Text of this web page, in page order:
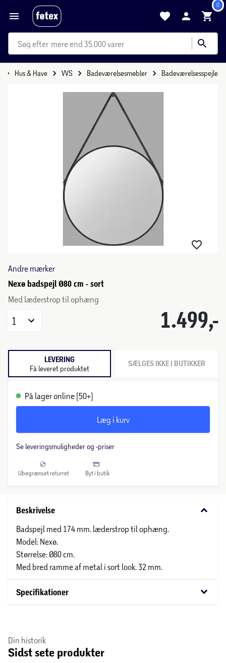
0
mere end 35.000 varer
Hus & Have VVS Badeværelsesmøbler Badeværelsesspejle
Andre mærker
Nexø badspejl Ø80 cm - sort
Med læderstrop til ophæng
1.499,-
1
LEVERING
Få leveret produktet SÆLGES IKKE I BUTIKKER
På lager online (50+)
Læg i kurv
Se leveringsmuligheder og -priser
Ubegrænset returret Byt i butik
Beskrivelse keyboard_arrow_down
Badspejl med 174 mm. læderstrop til ophæng.
Model: Nexø.
Størrelse: Ø80 cm.
Med bred ramme af metal i sort look. 32 mm.
Specifikationer keyboard_arrow_down
Din historik
Sidst sete produkter